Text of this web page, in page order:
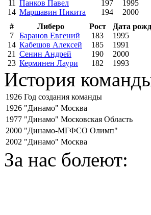
11 Панков Павел 197 1995
14 Маршавин Никита 194 2000
#
Либеро Рост Дата
7
Баранов Евгений 183 1995
14 Кабешов Алексей 185 1991
21 Сенин Андрей 190 2000
23 Керминен Лаури 182 1993
История
1926 Год создания команды
1926 "Динамо" Москва
1977 "Динамо" Московская Область
2000 "Динамо-МГФСО Олимп"
2002 "Динамо" Москва
За нас болеют: